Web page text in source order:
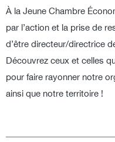
À la Jeune Chambre
par l’action et la prise de
d’être directeur/directrice
Découvrez ceux et celles
pour faire rayonner notre
ainsi que notre territoire !